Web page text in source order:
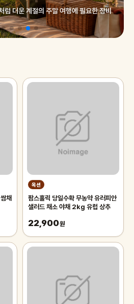
럼 더운 계절의 주말 여행에 필요한 장비
채
옥션
팜스홀릭 당일수확 무농약 유러피안
샐러드 채소 야채 2kg 유럽 상추
22,900원